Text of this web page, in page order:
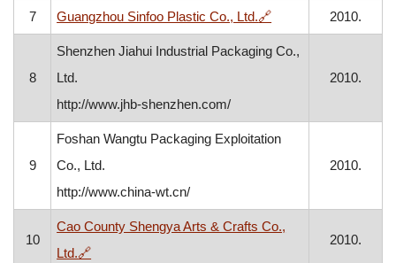
7 Guangzhou Sinfoo Plastic Co., Ltd.🔗, otvara se u novom
2010.
8
Shenzhen Jiahui Industrial Packaging Co.,
Ltd.
http://www.jhb-shenzhen.com/
2010.
9
Foshan Wangtu Packaging Exploitation
Co., Ltd.
http://www.china-wt.cn/
2010.
10
Cao County Shengya Arts & Crafts Co.,
Ltd.🔗, otvara se u novom prozoru
2010.